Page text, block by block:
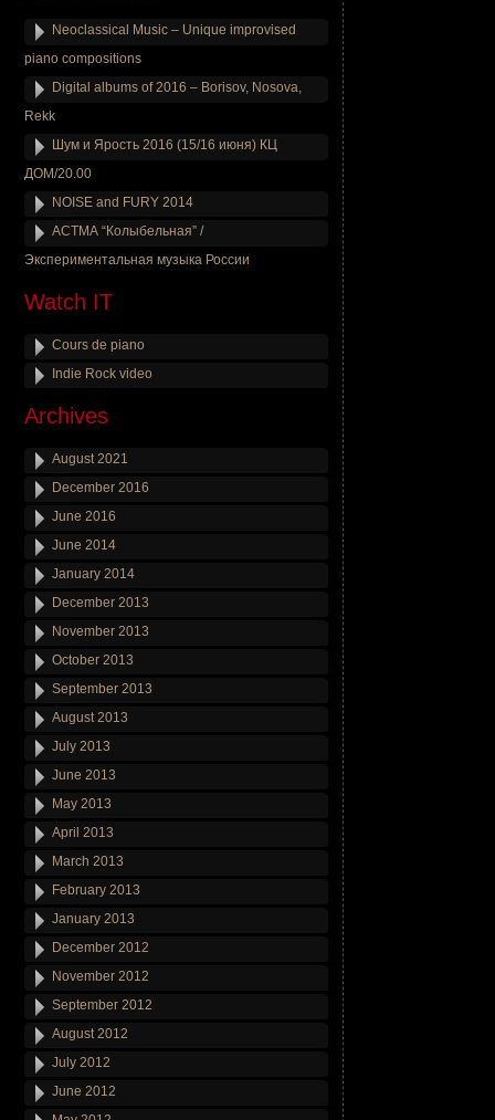
Neoclassical Music – Unique improvised
piano compositions
Digital albums of 2016 – Borisov, Nosova,
Rekk
Шум и Ярость 2016 (15/16 июня) КЦ
ДОМ/20.00
NOISE and FURY 2014
АСТМА “Колыбельная” /
Экспериментальная музыка России
Watch IT
Cours de piano
Indie Rock video
Archives
August 2021
December 2016
June 2016
June 2014
January 2014
December 2013
November 2013
October 2013
September 2013
August 2013
July 2013
June 2013
May 2013
April 2013
March 2013
February 2013
January 2013
December 2012
November 2012
September 2012
August 2012
July 2012
June 2012